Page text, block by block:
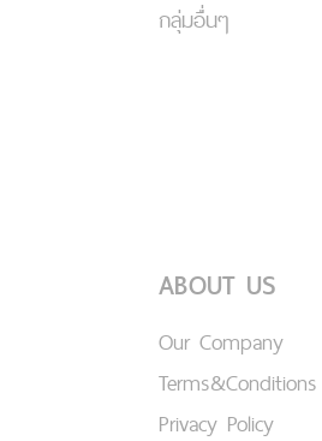
กลุ่มอื่นๆ
ABOUT US
Our Company
Terms&Conditions
Privacy Policy